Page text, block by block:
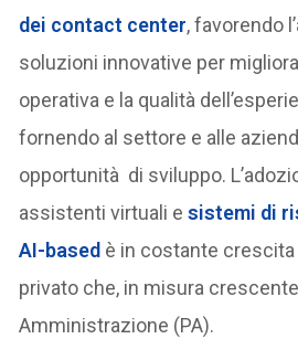
dei contact center, favorendo
soluzioni innovative per
operativa e la qualità
fornendo al settore e alle
opportunità di sviluppo.
assistenti virtuali e sistemi di
AI-based è in costante
privato che, in misura
Amministrazione (PA).